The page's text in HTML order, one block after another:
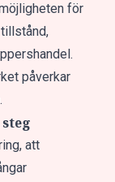
för
påverkar
att